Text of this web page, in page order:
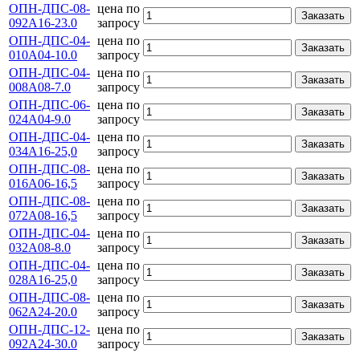
ОПН-ДПС-08-
092А16-23.0
цена по
запросу
Заказать
ОПН-ДПС-04-
010А04-10.0
цена по
запросу
Заказать
ОПН-ДПС-04-
008А08-7.0
цена по
запросу
Заказать
ОПН-ДПС-06-
024А04-9.0
цена по
запросу
Заказать
ОПН-ДПС-04-
034А16-25,0
цена по
запросу
Заказать
ОПН-ДПС-08-
016А06-16,5
цена по
запросу
Заказать
ОПН-ДПС-08-
072А08-16,5
цена по
запросу
Заказать
ОПН-ДПС-04-
032А08-8.0
цена по
запросу
Заказать
ОПН-ДПС-04-
028А16-25,0
цена по
запросу
Заказать
ОПН-ДПС-08-
062А24-20.0
цена по
запросу
Заказать
ОПН-ДПС-12-
092А24-30.0
цена по
запросу
Заказать